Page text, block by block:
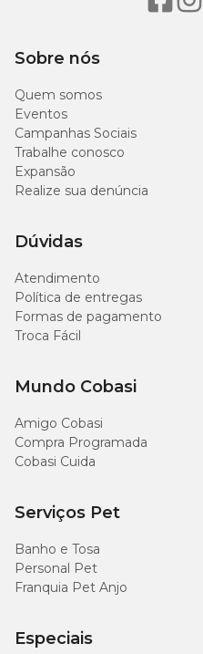
Sobre nós
Quem somos
Eventos
Campanhas Sociais
Trabalhe conosco
Expansão
Realize sua denúncia
Dúvidas
Atendimento
Política de entregas
Formas de pagamento
Troca Fácil
Mundo Cobasi
Amigo Cobasi
Compra Programada
Cobasi Cuida
Serviços Pet
Banho e Tosa
Personal Pet
Franquia Pet Anjo
Especiais